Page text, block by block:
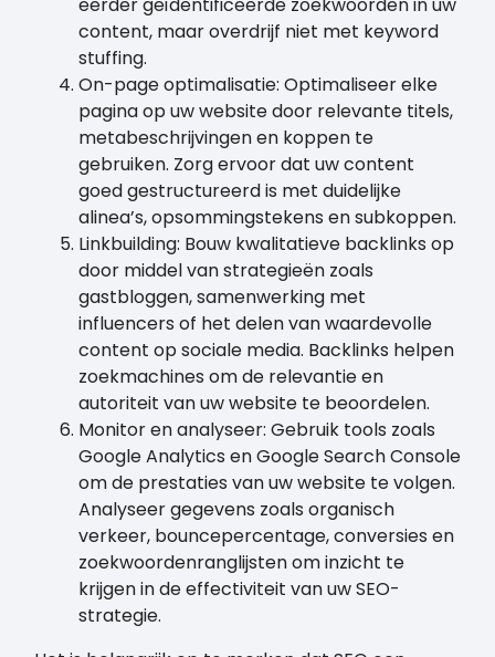
eerder geïdentificeerde zoekwoorden in uw
content, maar overdrijf niet met keyword
stuffing.
On-page optimalisatie: Optimaliseer elke
pagina op uw website door relevante titels,
metabeschrijvingen en koppen te
gebruiken. Zorg ervoor dat uw content
goed gestructureerd is met duidelijke
alinea’s, opsommingstekens en subkoppen.
Linkbuilding: Bouw kwalitatieve backlinks op
door middel van strategieën zoals
gastbloggen, samenwerking met
influencers of het delen van waardevolle
content op sociale media. Backlinks helpen
zoekmachines om de relevantie en
autoriteit van uw website te beoordelen.
Monitor en analyseer: Gebruik tools zoals
Google Analytics en Google Search Console
om de prestaties van uw website te volgen.
Analyseer gegevens zoals organisch
verkeer, bouncepercentage, conversies en
zoekwoordenranglijsten om inzicht te
krijgen in de effectiviteit van uw SEO-
strategie.